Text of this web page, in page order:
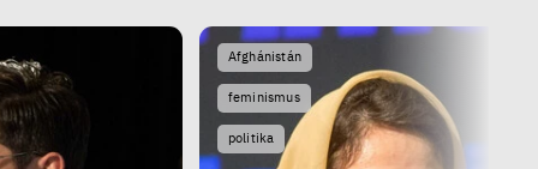
Afghánistán
feminismus
politika